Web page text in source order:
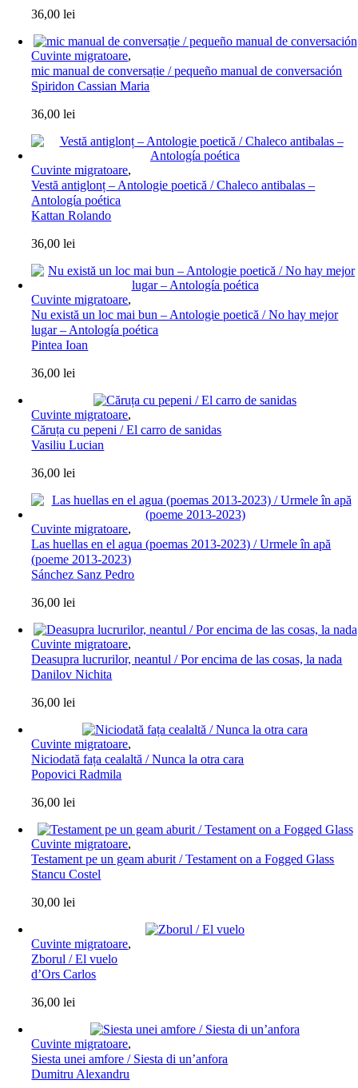
36,00lei
Cuvinte migratoare,
mic manual de conversație / pequeño manual de conversación
Spiridon Cassian Maria
36,00lei
Cuvinte migratoare,
Vestă antiglonț – Antologie poetică / Chaleco antibalas –
Antología poética
Kattan Rolando
36,00lei
Cuvinte migratoare,
Nu există un loc mai bun – Antologie poetică / No hay mejor
lugar – Antología poética
Pintea Ioan
36,00lei
Cuvinte migratoare,
Căruța cu pepeni / El carro de sanidas
Vasiliu Lucian
36,00lei
Cuvinte migratoare,
Las huellas en el agua (poemas 2013-2023) / Urmele în apă
(poeme 2013-2023)
Sánchez Sanz Pedro
36,00lei
Cuvinte migratoare,
Deasupra lucrurilor, neantul / Por encima de las cosas, la nada
Danilov Nichita
36,00lei
Cuvinte migratoare,
Niciodată fața cealaltă / Nunca la otra cara
Popovici Radmila
36,00lei
Cuvinte migratoare,
Testament pe un geam aburit / Testament on a Fogged Glass
Stancu Costel
30,00lei
Cuvinte migratoare,
Zborul / El vuelo
d’Ors Carlos
36,00lei
Cuvinte migratoare,
Siesta unei amfore / Siesta di un’anfora
Dumitru Alexandru